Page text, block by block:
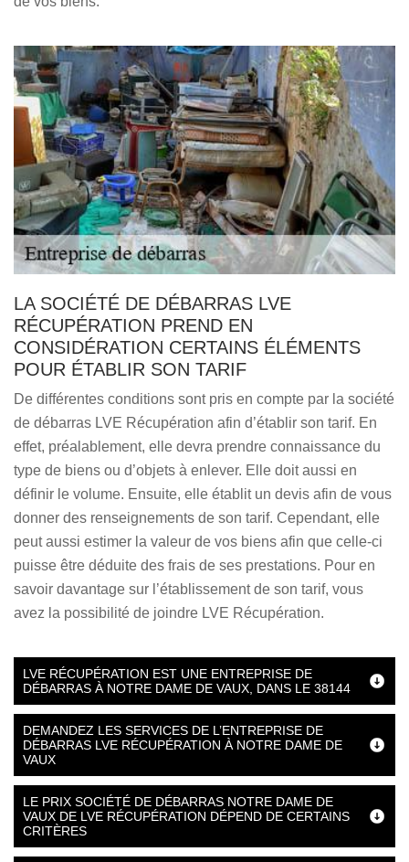
LA SOCIÉTÉ DE DÉBARRAS LVE
RÉCUPÉRATION PREND EN
CONSIDÉRATION CERTAINS ÉLÉMENTS
POUR ÉTABLIR SON TARIF
De différentes conditions sont pris en compte par la société
de débarras LVE Récupération afin d’établir son tarif. En
effet, préalablement, elle devra prendre connaissance du
type de biens ou d’objets à enlever. Elle doit aussi en
définir le volume. Ensuite, elle établit un devis afin de vous
donner des renseignements de son tarif. Cependant, elle
peut aussi estimer la valeur de vos biens afin que celle-ci
puisse être déduite des frais de ses prestations. Pour en
savoir davantage sur l’établissement de son tarif, vous
avez la possibilité de joindre LVE Récupération.
LVE RÉCUPÉRATION EST UNE ENTREPRISE DE
DÉBARRAS À NOTRE DAME DE VAUX, DANS LE 38144
DEMANDEZ LES SERVICES DE L’ENTREPRISE DE
DÉBARRAS LVE RÉCUPÉRATION À NOTRE DAME DE
VAUX
LE PRIX SOCIÉTÉ DE DÉBARRAS NOTRE DAME DE
VAUX DE LVE RÉCUPÉRATION DÉPEND DE CERTAINS
CRITÈRES